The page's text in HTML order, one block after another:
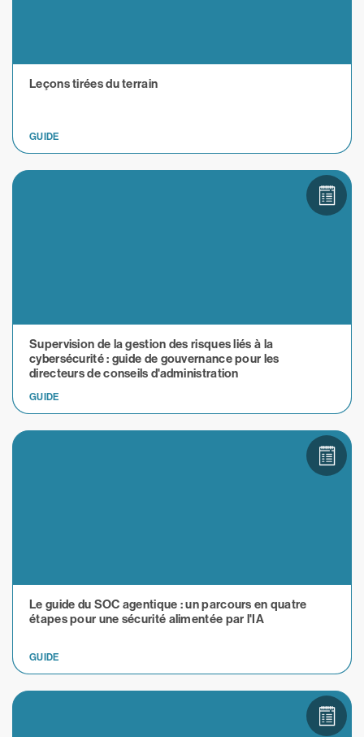
Leçons tirées du terrain
GUIDE
Supervision de la gestion des risques liés à la
cybersécurité : guide de gouvernance pour les
directeurs de conseils d'administration
GUIDE
Le guide du SOC agentique : un parcours en quatre
étapes pour une sécurité alimentée par l'IA
GUIDE